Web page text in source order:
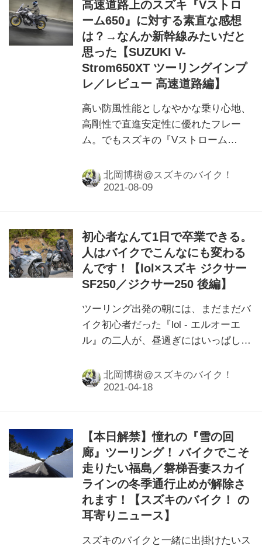
高速道路上のスズキ『Vストロ
ーム650』に対する素直な感想
は？→なんか新幹線みたいだと
思った【SUZUKI V-
Strom650XT ツーリングインプ
レ／レビュー 高速道路編】
高い防風性能としなやかな乗り心地、
高剛性で直進安定性に優れたフレー
ム。でもスズキの『Vストローム
疲れない理由は、それだけじゃないよ
うです。
北岡博樹@スズキのバイク！
初心者なんて1日で卒業できる。
人はバイクでこんなにも変わる
んです！【lol×スズキ ジクサー
SF250／ジクサー250 後編】
ツーリング出発の朝には、まだまだバ
イク初心者だった『lol - エルオーエ
ル』の二人が、昼過ぎにはいっぱしの
ツーリングって、こんなにも人を成長
させるんですね。
北岡博樹@スズキのバイク！
【本日解禁】憧れの『雪の回
廊』ツーリング！ バイクでこそ
走りたい福島／磐梯吾妻スカイ
ラインの冬季通行止めが解除さ
れます！【スズキのバイク！ の
耳寄りニュース】
スズキのバイクと一緒に出掛けたいス